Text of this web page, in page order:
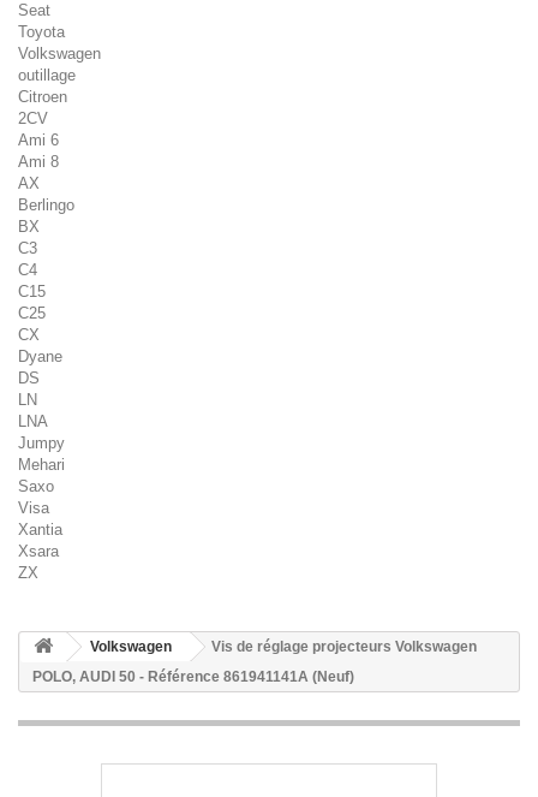
Seat
Toyota
Volkswagen
outillage
Citroen
2CV
Ami 6
Ami 8
AX
Berlingo
BX
C3
C4
C15
C25
CX
Dyane
DS
LN
LNA
Jumpy
Mehari
Saxo
Visa
Xantia
Xsara
ZX
Volkswagen
Vis de réglage projecteurs Volkswagen
POLO, AUDI 50 - Référence 861941141A (Neuf)